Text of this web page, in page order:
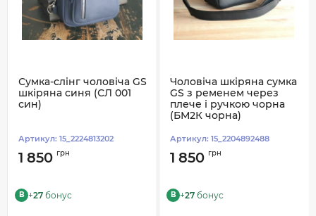
Сумка-слінг чоловіча GS
шкіряна синя (СЛ 001
син)
Артикул: 15_2224813202
1 850 грн
B +27 бонус
Чоловіча шкіряна сумка
GS з ременем через
плече і ручкою чорна
(БМ2К чорна)
Артикул: 15_2204892488
1 850 грн
B +27 бонус